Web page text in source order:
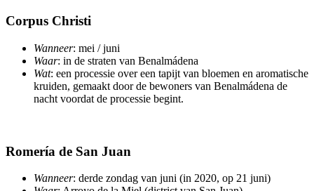
Corpus Christi
Wanneer: mei / juni
Waar: in de straten van Benalmádena
Wat: een processie over een tapijt van bloemen en aromatische
kruiden, gemaakt door de bewoners van Benalmádena de
nacht voordat de processie begint.
Romería de San Juan
Wanneer: derde zondag van juni (in 2020, op 21 juni)